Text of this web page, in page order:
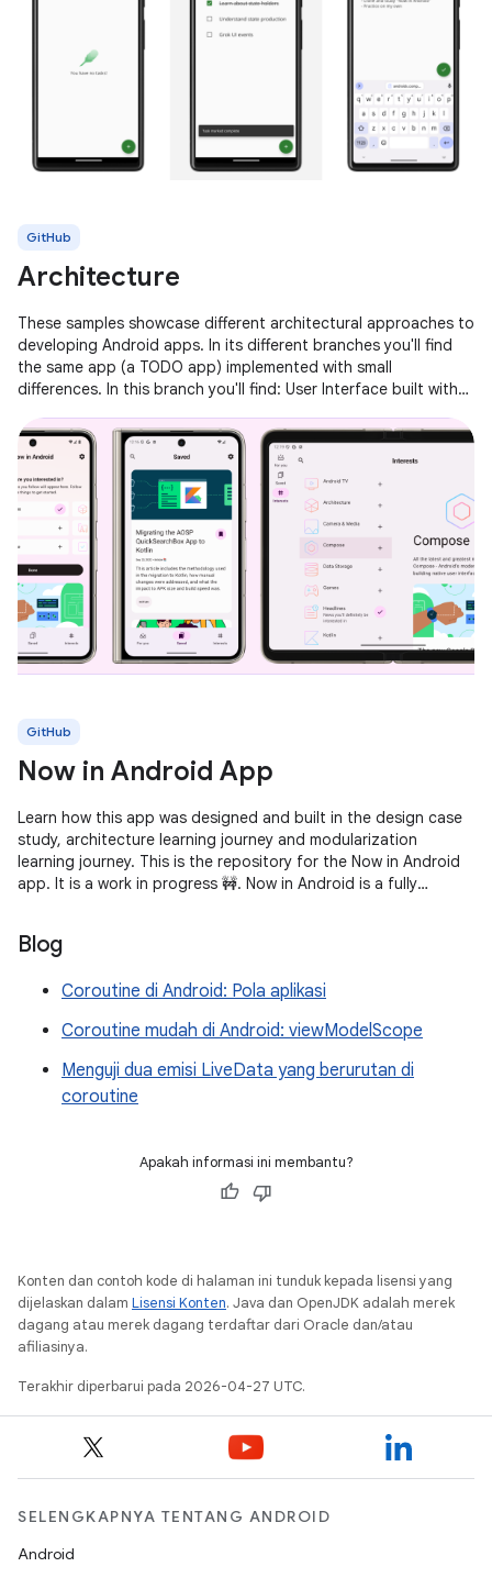
GitHub
Architecture
These samples showcase different architectural approaches to
developing Android apps. In its different branches you'll find
the same app (a TODO app) implemented with small
differences. In this branch you'll find: User Interface built with
GitHub
Now in Android App
Learn how this app was designed and built in the design case
study, architecture learning journey and modularization
learning journey. This is the repository for the Now in Android
app. It is a work in progress 🚧. Now in Android is a fully
Blog
Coroutine di Android: Pola aplikasi
Coroutine mudah di Android: viewModelScope
Menguji dua emisi LiveData yang berurutan di
coroutine
Apakah informasi ini membantu?
Konten dan contoh kode di halaman ini tunduk kepada lisensi yang
dijelaskan dalam Lisensi Konten. Java dan OpenJDK adalah merek
dagang atau merek dagang terdaftar dari Oracle dan/atau
afiliasinya.
Terakhir diperbarui pada 2026-04-27 UTC.
SELENGKAPNYA TENTANG ANDROID
Android